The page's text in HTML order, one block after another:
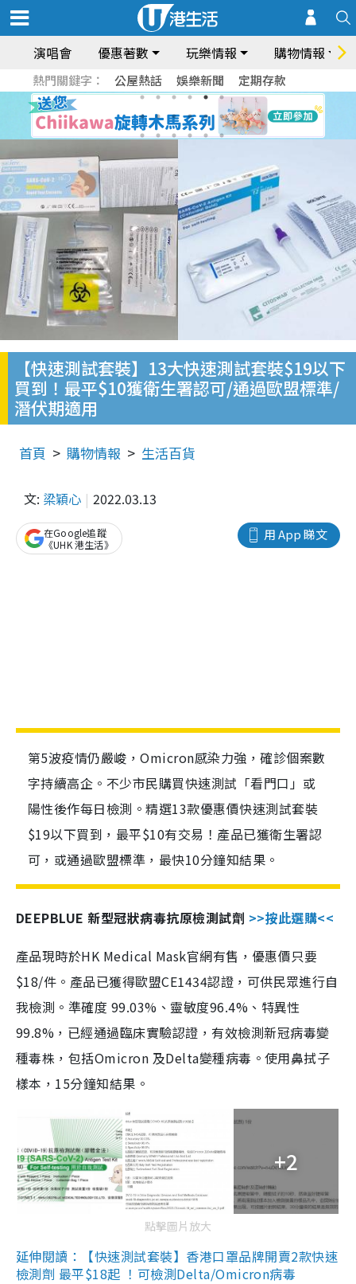
演唱會 優惠著數 玩樂情報 購物情報
熱門關鍵字： 公屋熱話 娛樂新聞 定期存款
【快速測試套裝】13大快速測試套裝$19以下
買到！最平$10獲衛生署認可/通過歐盟標準/
潛伏期適用
首頁 購物情報 生活百貨
文: 梁穎心 2022.03.13
用 App 睇文
在Google追蹤
《UHK 港生活》
第5波疫情仍嚴峻，Omicron感染力強，確診個案數
字持續高企。不少市民購買快速測試「看門口」或
陽性後作每日檢測。精選13款優惠價快速測試套裝
$19以下買到，最平$10有交易！產品已獲衛生署認
可，或通過歐盟標準，最快10分鐘知結果。
DEEPBLUE 新型冠狀病毒抗原檢測試劑 >>按此選購<<
產品現時於HK Medical Mask官網有售，優惠價只要
$18/件。產品已獲得歐盟CE1434認證，可供民眾進行自
我檢測。準確度 99.03%、靈敏度96.4%、特異性
99.8%，已經通過臨床實驗認證，有效檢測新冠病毒變
種毒株，包括Omicron 及Delta變種病毒。使用鼻拭子
樣本，15分鐘知結果。
+2
點擊圖片放大
延伸閱讀：【快速測試套裝】香港口罩品牌開賣2款快速
檢測劑 最平$18起 ！可檢測Delta/Omicron病毒